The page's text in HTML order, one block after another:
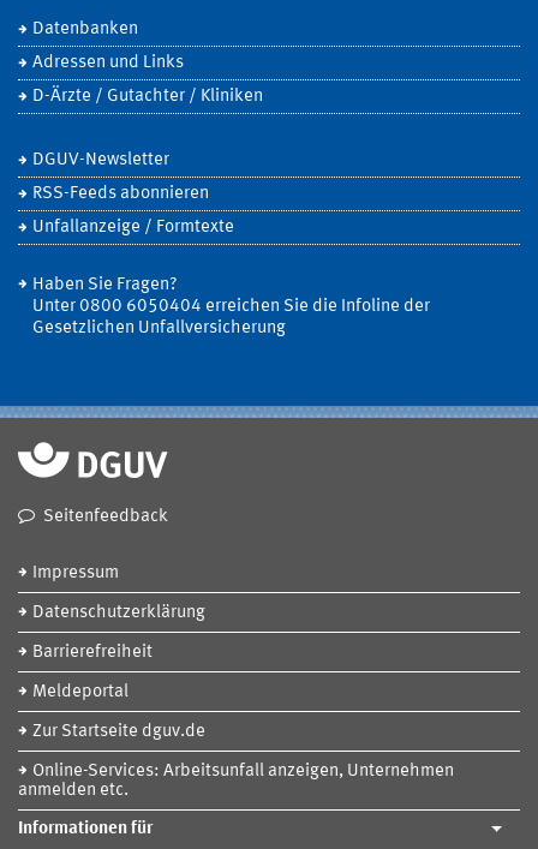
Datenbanken
Adressen und Links
D-Ärzte / Gutachter / Kliniken
DGUV-Newsletter
RSS-Feeds abonnieren
Unfallanzeige / Formtexte
Haben Sie Fragen?
Unter 0800 6050404 erreichen Sie die Infoline der
Gesetzlichen Unfallversicherung
Seitenfeedback
Impressum
Datenschutzerklärung
Barrierefreiheit
Meldeportal
Zur Startseite dguv.de
Online-Services: Arbeitsunfall anzeigen, Unternehmen
anmelden etc.
Informationen für